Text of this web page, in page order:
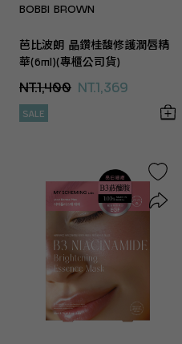
BOBBI BROWN
芭比波朗 晶鑽桂馥修護潤唇精
華(6ml)(專櫃公司貨)
NT.1,400 NT.1,369
SALE